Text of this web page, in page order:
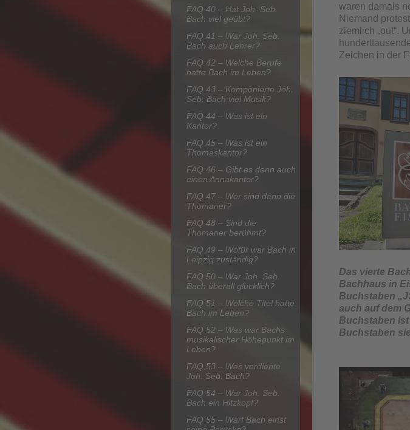
FAQ 40 – Hat Joh. Seb.
Bach viel geübt?
FAQ 41 – War Joh. Seb.
Bach auch Lehrer?
FAQ 42 – Welche Berufe
hatte Bach im Leben?
FAQ 43 – Komponierte Joh.
Seb. Bach viel Musik?
FAQ 44 – Was ist ein
Kantor?
FAQ 45 – Was ist ein
Thomaskantor?
FAQ 46 – Gibt es denn auch
einen Annakantor?
FAQ 47 – Wer sind denn die
Thomaner?
FAQ 48 – Sind die
Thomaner berühmt?
FAQ 49 – Wofür war Bach in
Leipzig zuständig?
FAQ 50 – War Joh. Seb.
Bach überall glücklich?
FAQ 51 – Welche Titel hatte
Bach im Leben?
FAQ 52 – Was war Bachs
musikalischer Höhepunkt im
Leben?
FAQ 53 – Was verdiente
Joh. Seb. Bach?
FAQ 54 – War Joh. Seb.
Bach ein Hitzkopf?
FAQ 55 – Warf Bach einst
waren damals
Niemand
ziemlich „out“.
Zeichen in der
Das vierte
Bachhaus in
Buchstaben
auch auf dem
Buchstaben
Buchstaben